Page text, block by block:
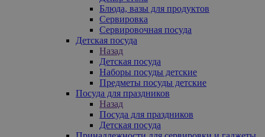
Блюда, вазы для продуктов
Сервировка
Сервировочная посуда
Детская посуда
Назад
Детская посуда
Наборы посуды детские
Предметы посуды детские
Посуда для праздников
Назад
Посуда для праздников
Детская посуда